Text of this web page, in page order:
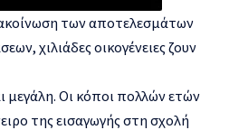
των αποτελεσμάτων
χιλιάδες οικογένειες ζουν
μεγάλη. Οι κόποι πολλών ετών
της εισαγωγής στη σχολή